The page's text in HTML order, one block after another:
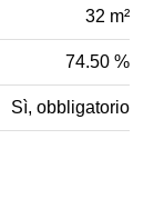
32 m²
74.50 %
Sì, obbligatorio